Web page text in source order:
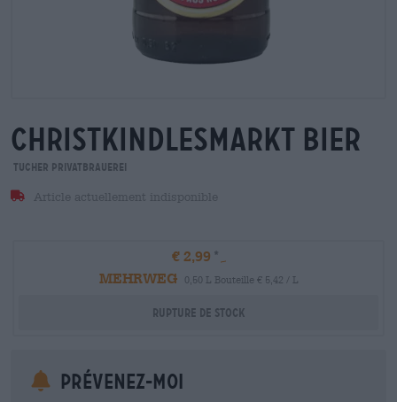
christkindlesmarkt bier
Tucher Privatbrauerei
Article actuellement indisponible
€ 2,99
MEHRWEG
0,50 L Bouteille € 5,42 / L
Rupture de stock
Prévenez-moi